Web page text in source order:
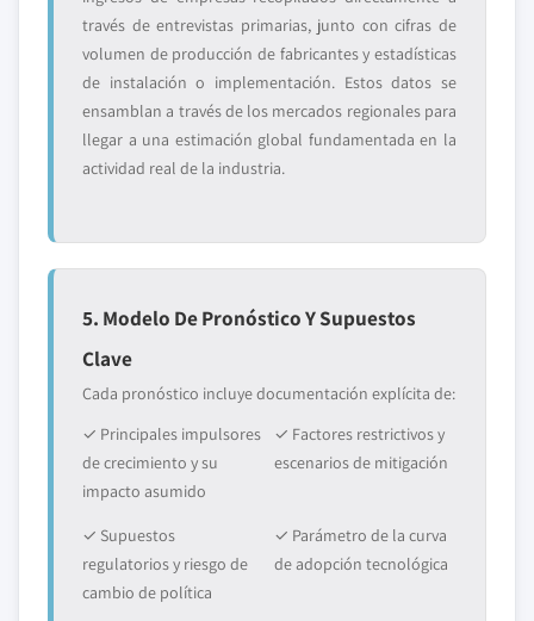
través de entrevistas primarias, junto con cifras de
volumen de producción de fabricantes y estadísticas
de instalación o implementación. Estos datos se
ensamblan a través de los mercados regionales para
llegar a una estimación global fundamentada en la
actividad real de la industria.
5. Modelo De Pronóstico Y Supuestos
Clave
Cada pronóstico incluye documentación explícita de:
✓ Principales impulsores
de crecimiento y su
impacto asumido
✓ Factores restrictivos y
escenarios de mitigación
✓ Supuestos
regulatorios y riesgo de
cambio de política
✓ Parámetro de la curva
de adopción tecnológica